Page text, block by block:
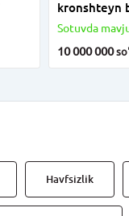
kronshteyn
Sotuvda
10 000 000
Havfsizlik